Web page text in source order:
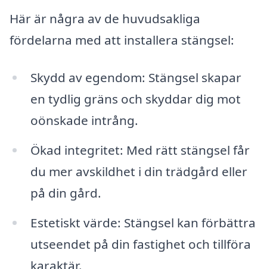
Här är några av de huvudsakliga
fördelarna med att installera stängsel:
Skydd av egendom: Stängsel skapar
en tydlig gräns och skyddar dig mot
oönskade intrång.
Ökad integritet: Med rätt stängsel får
du mer avskildhet i din trädgård eller
på din gård.
Estetiskt värde: Stängsel kan förbättra
utseendet på din fastighet och tillföra
karaktär.